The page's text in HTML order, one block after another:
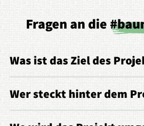
Fragen an die
Was ist das Ziel des
Wer steckt hinter dem